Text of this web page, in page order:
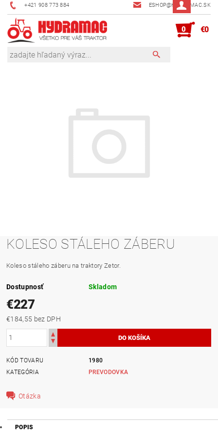
+421 908 773 884 ESHOP@HYDRAMAC.SK
0 €0
KOLESO STÁLEHO ZÁBERU
Koleso stáleho záberu na traktory Zetor.
Dostupnosť Skladom
€227
€184,55 bez DPH
KÓD TOVARU
1980
KATEGÓRIA
PREVODOVKA
Otázka
POPIS